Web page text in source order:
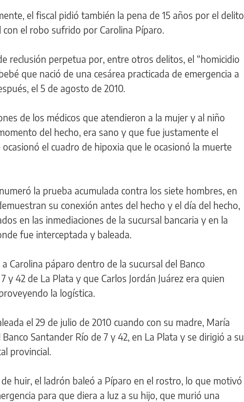
el fiscal pidió también la pena de 15 años por el delito
el robo sufrido por Carolina Píparo.
reclusión perpetua por, entre otros delitos, el “homicidio
que nació de una cesárea practicada de emergencia a
el 5 de agosto de 2010.
de los médicos que atendieron a la mujer y al niño
del hecho, era sano y que fue justamente el
el cuadro de hipoxia que le ocasionó la muerte
la prueba acumulada contra los siete hombres, en
su conexión antes del hecho y el día del hecho,
en las inmediaciones de la sucursal bancaria y en la
fue interceptada y baleada.
Carolina páparo dentro de la sucursal del Banco
y 42 de La Plata y que Carlos Jordán Juárez era quien
la logística.
el 29 de julio de 2010 cuando con su madre, María
Santander Río de 7 y 42, en La Plata y se dirigió a su
provincial.
huir, el ladrón baleó a Píparo en el rostro, lo que motivó
para que diera a luz a su hijo, que murió una